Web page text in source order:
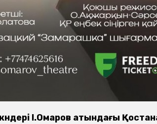
І.Омаров атындағы